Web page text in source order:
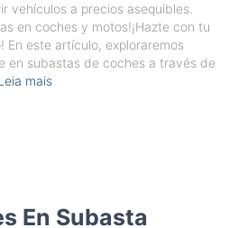
vehículos a precios asequibles.
en coches y motos!¡Hazte con tu
En este artículo, exploraremos
en subastas de coches a través de
mais
En Subasta